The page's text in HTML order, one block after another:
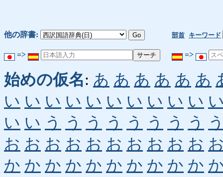
他の辞書: 部首 キーワード
=> =>
始めの仮名: あ あ あ あ あ あ
い い い い い い い い い い
い い う う う う う う う う
お お お お お お お お お お
か か か か か か か か か か